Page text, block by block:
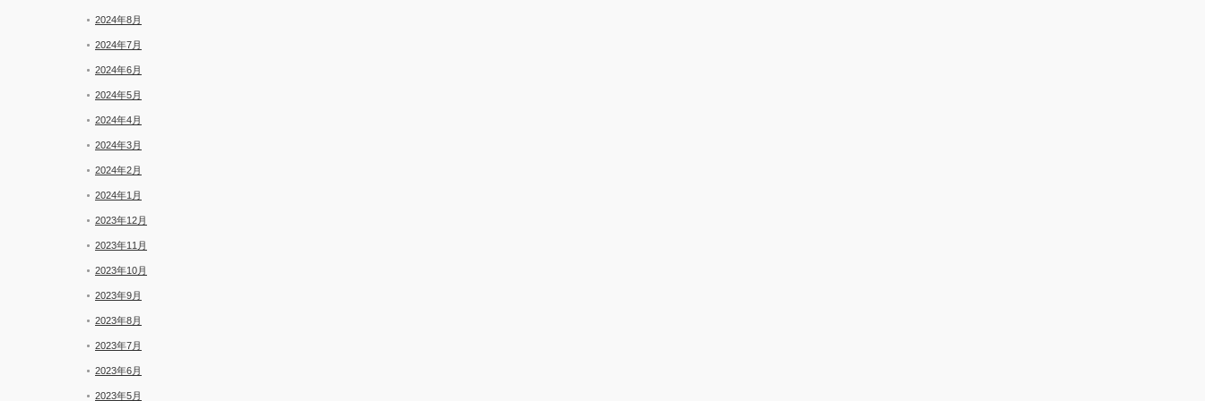
2024年8月
2024年7月
2024年6月
2024年5月
2024年4月
2024年3月
2024年2月
2024年1月
2023年12月
2023年11月
2023年10月
2023年9月
2023年8月
2023年7月
2023年6月
2023年5月